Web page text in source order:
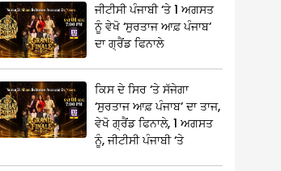
ਜੀਟੀਸੀ ਪੰਜਾਬੀ ‘ਤੇ 1 ਅਗਸਤ
ਨੂੰ ਵੇਖੋ ‘ਸੁਰਤਾਜ ਆਫ਼ ਪੰਜਾਬ’
ਦਾ ਗ੍ਰੈਂਡ ਫਿਨਾਲੇ
ਕਿਸ ਦੇ ਸਿਰ ‘ਤੇ ਸੱਜੇਗਾ
‘ਸੁਰਤਾਜ ਆਫ਼ ਪੰਜਾਬ’ ਦਾ ਤਾਜ,
ਵੇਖੋ ਗ੍ਰੈਂਡ ਫਿਨਾਲੇ, 1 ਅਗਸਤ
ਨੂੰ, ਜੀਟੀਸੀ ਪੰਜਾਬੀ ‘ਤੇ